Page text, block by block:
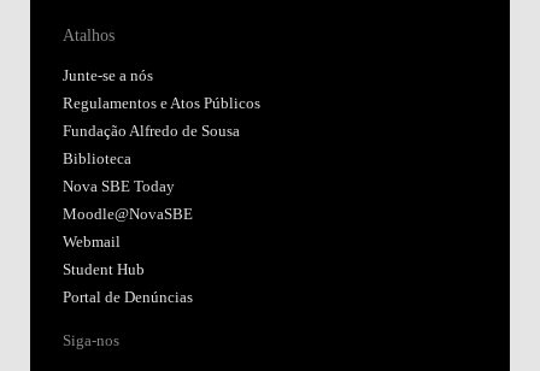
Atalhos
Junte-se a nós
Regulamentos e Atos Públicos
Fundação Alfredo de Sousa
Biblioteca
Nova SBE Today
Moodle@NovaSBE
Webmail
Student Hub
Portal de Denúncias
Siga-nos